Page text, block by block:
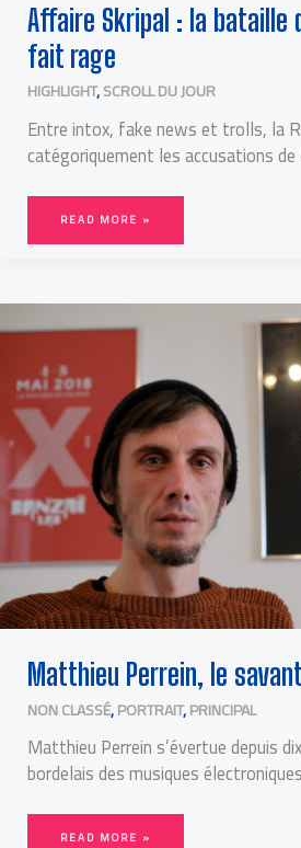
Affaire Skripal : la bataille
fait rage
HIGHLIGHT,SCROLL DU JOUR
Entre intox, fake news et trolls, la
catégoriquement les accusations
READ MORE »
Matthieu Perrein, le
NON CLASSÉ,PORTRAIT,PRINCIPAL
Matthieu Perrein s’évertue depuis
bordelais des musiques
MATTHIEU
LE
DE
BANZAÏ
LAB
READ MORE »